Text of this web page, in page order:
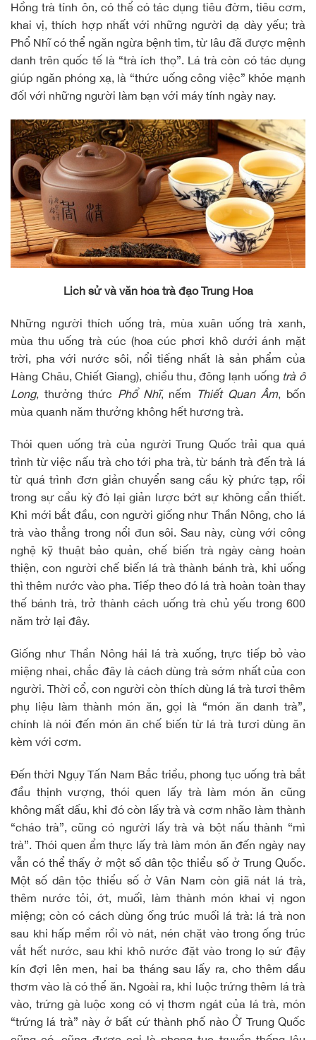
Hồng trà tính ôn, có thể có tác dụng tiêu đờm, tiêu cơm,
khai vị, thích hợp nhất với những người dạ dày yếu; trà
Phổ Nhĩ có thể ngăn ngừa bệnh tim, từ lâu đã được mệnh
danh trên quốc tế là “trà ích thọ”. Lá trà còn có tác dụng
giúp ngăn phóng xạ, là “thức uống công việc” khỏe mạnh
đốl với những người làm bạn với máy tính ngày nay.
Lịch sử và văn hóa trà đạo Trung Hoa
Những người thích uống trà, mùa xuân uống trà xanh,
mùa thu uống trà cúc (hoa cúc phơi khô dưới ánh mặt
trời, pha với nước sôi, nổi tiếng nhất là sản phẩm của
Hàng Châu, Chiết Giang), chiều thu, đông lạnh uống trà ô
Long, thưởng thức Phổ Nhĩ, nếm Thiết Quan Âm, bốn
mùa quanh năm thưởng không hết hương trà.
Thói quen uống trà của người Trung Quốc trải qua quá
trình từ việc nấu trà cho tới pha trà, từ bánh trà đến trà lá
từ quá trình đơn giản chuyển sang cầu kỳ phức tạp, rồi
trong sự cầu kỳ đó lại giản lược bớt sự không cần thiết.
Khi mới bắt đầu, con người giống như Thần Nông, cho lá
trà vào thẳng trong nổi đun sôi. Sau này, cùng với công
nghệ kỹ thuật bảo quản, chế biến trà ngày càng hoàn
thiện, con người chế biến lá trà thành bánh trà, khi uống
thì thêm nước vào pha. Tiếp theo đó lá trà hoàn toàn thay
thế bánh trà, trở thành cách uống trà chủ yếu trong 600
năm trở lại đây.
Giống như Thần Nông hái lá trà xuống, trực tiếp bỏ vào
miệng nhai, chắc đây là cách dùng trà sớm nhất của con
người. Thời cổ, con người còn thích dùng lá trà tươi thêm
phụ liệu làm thành món ăn, gọi là “món ăn danh trà”,
chính là nói đến món ăn chế biến từ lá trà tươi dùng ăn
kèm với cơm.
Đến thời Ngụy Tấn Nam Bắc triều, phong tục uống trà bắt
đầu thịnh vượng, thói quen lấy trà làm món ăn cũng
không mất dấu, khi đó còn lấy trà và cơm nhão làm thành
“cháo trà”, cũng có người lấy trà và bột nấu thành “mì
trà”. Thói quen ẩm thực lấy trà làm món ăn đến ngày nay
vẫn có thể thấy ở một số dân tộc thiểu số ở Trung Quốc.
Một số dân tộc thiểu số ở Vân Nam còn giã nát lá trà,
thêm nước tỏi, ớt, muối, làm thành món khai vị ngon
miệng; còn có cách dùng ống trúc muối lá trà: lá trà non
sau khi hấp mềm rồi vò nát, nén chặt vào trong ống trúc
vắt hết nước, sau khi khô nước đặt vào trong lọ sứ đậy
kín đợi lên men, hai ba tháng sau lấy ra, cho thêm dầu
thơm vào là có thể ăn. Ngoài ra, khi luộc trứng thêm lá trà
vào, trứng gà luộc xong có vị thơm ngát của lá trà, món
“trứng lá trà” này ở bất cứ thành phố nào Ở Trung Quốc